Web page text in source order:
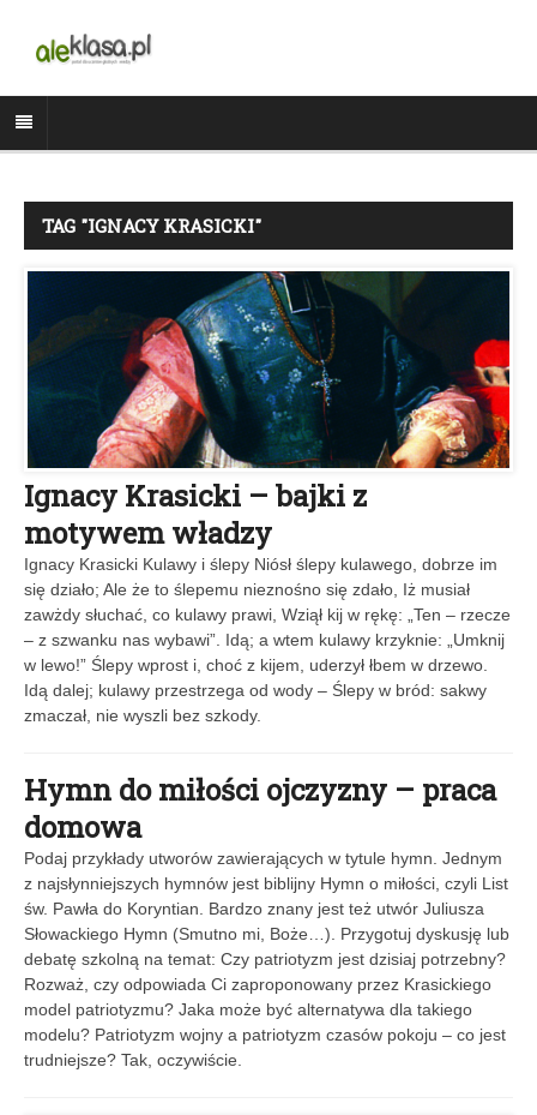
TAG "IGNACY KRASICKI"
Ignacy Krasicki – bajki z
motywem władzy
Ignacy Krasicki Kulawy i ślepy Niósł ślepy kulawego, dobrze im
się działo; Ale że to ślepemu nieznośno się zdało, Iż musiał
zawżdy słuchać, co kulawy prawi, Wziął kij w rękę: „Ten – rzecze
– z szwanku nas wybawi”. Idą; a wtem kulawy krzyknie: „Umknij
w lewo!” Ślepy wprost i, choć z kijem, uderzył łbem w drzewo.
Idą dalej; kulawy przestrzega od wody – Ślepy w bród: sakwy
zmaczał, nie wyszli bez szkody.
Hymn do miłości ojczyzny – praca
domowa
Podaj przykłady utworów zawierających w tytule hymn. Jednym
z najsłynniejszych hymnów jest biblijny Hymn o miłości, czyli List
św. Pawła do Koryntian. Bardzo znany jest też utwór Juliusza
Słowackiego Hymn (Smutno mi, Boże…). Przygotuj dyskusję lub
debatę szkolną na temat: Czy patriotyzm jest dzisiaj potrzebny?
Rozważ, czy odpowiada Ci zaproponowany przez Krasickiego
model patriotyzmu? Jaka może być alternatywa dla takiego
modelu? Patriotyzm wojny a patriotyzm czasów pokoju – co jest
trudniejsze? Tak, oczywiście.